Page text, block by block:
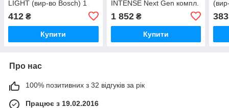
LIGHT (вир-во Bosch) 1
412 ₴
Купити
INTENSE Next Gen компл.
(вир-во СНГ) 64212CBN-
HCB UA51
1 852₴
Купити
383
Про нас
100% позитивних з 32 відгуків за рік
Працює з 19.02.2016